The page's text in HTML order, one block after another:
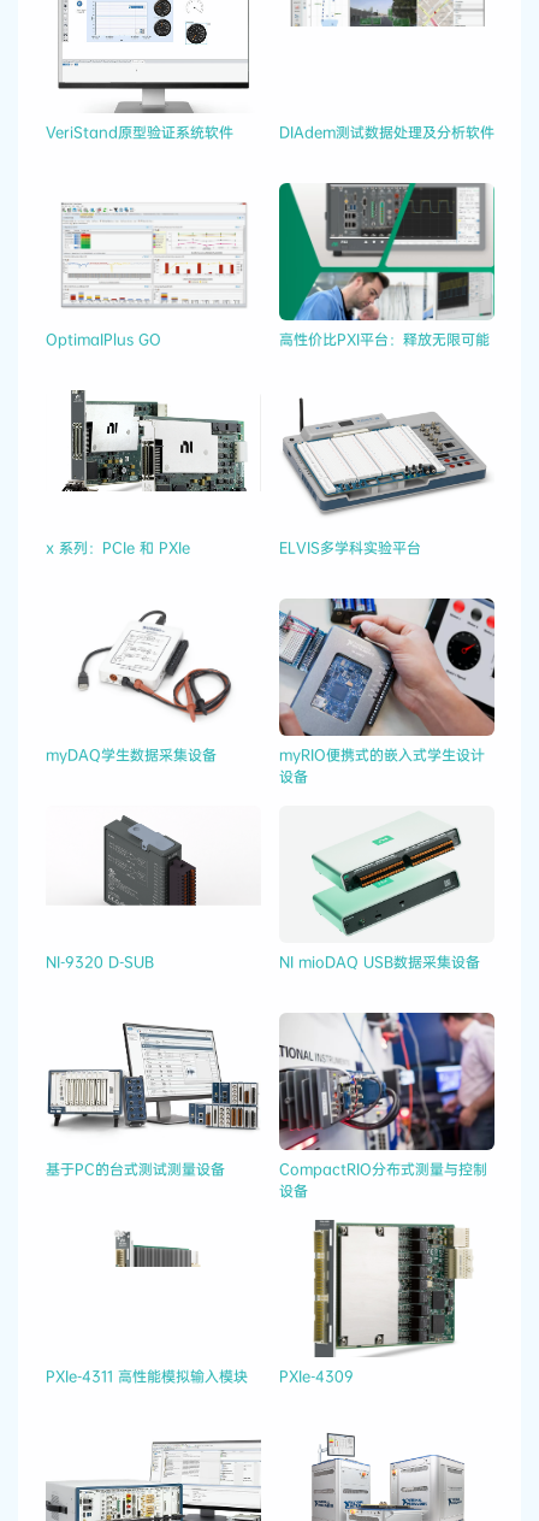
VeriStand原型验证系统软件 DIAdem测试数据处理及分析软件
OptimaIPlus GO 高性价比PXI平台：释放无限可能
x 系列：PCIe 和 PXIe ELVIS多学科实验平台
myDAQ学生​数据​采集​设备
myRIO便携式的嵌入式学生设计
设备
NI-9320 D-SUB NI mioDAQ USB数据采集设备
基于PC的台式测试测量设备
CompactRIO分布式测量与控制
设备
PXIe-4311 高性能模拟输入模块 PXIe-4309